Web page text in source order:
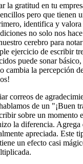
la gratitud en tu
pero que tienen
identifica y
no solo nos
cerebro para
ejercicio de escribir
puede sonar
cambia la percepción
correos de
de un "¡Buen
sobre un momento
la diferencia. Agrega
apreciada. Este
un efecto casi